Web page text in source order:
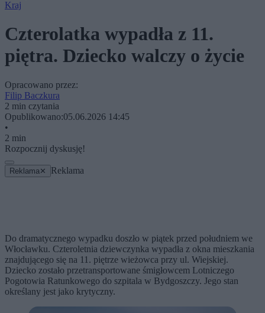
Kraj
Czterolatka wypadła z 11.
piętra. Dziecko walczy o życie
Opracowano przez:
Filip Baczkura
2 min czytania
Opublikowano:05.06.2026 14:45
•
2 min
Rozpocznij dyskusję!
Reklama ✕ Reklama
Do dramatycznego wypadku doszło w piątek przed południem we
Włocławku. Czteroletnia dziewczynka wypadła z okna mieszkania
znajdującego się na 11. piętrze wieżowca przy ul. Wiejskiej.
Dziecko zostało przetransportowane śmigłowcem Lotniczego
Pogotowia Ratunkowego do szpitala w Bydgoszczy. Jego stan
określany jest jako krytyczny.